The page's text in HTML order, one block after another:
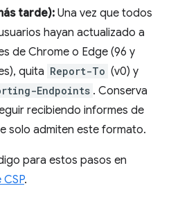
tarde): Una vez que todos
hayan actualizado a
de Chrome o Edge (96 y
quita Report-To (v0) y
Endpoints . Conserva
recibiendo informes de
solo admiten este formato.
para estos pasos en
.